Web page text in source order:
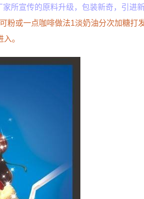
所宣传的原料升级，包装新奇，引进
粉或一点咖啡做法1淡奶油分次加糖打
。